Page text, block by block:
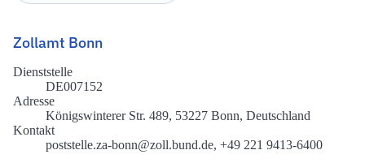
Zollamt Bonn
Dienststelle
DE007152
Adresse
Königswinterer Str. 489, 53227 Bonn, Deutschland
Kontakt
poststelle.za-bonn@zoll.bund.de, +49 221 9413-6400